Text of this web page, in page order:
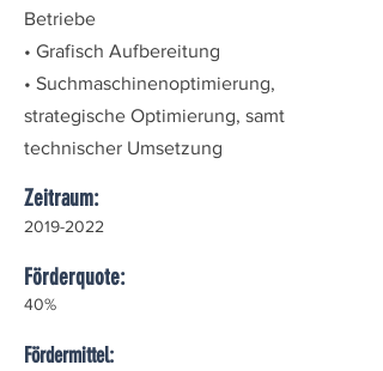
Betriebe
• Grafisch Aufbereitung
• Suchmaschinenoptimierung,
strategische Optimierung, samt
technischer Umsetzung
Zeitraum:
2019-2022
Förderquote:
40%
Fördermittel: